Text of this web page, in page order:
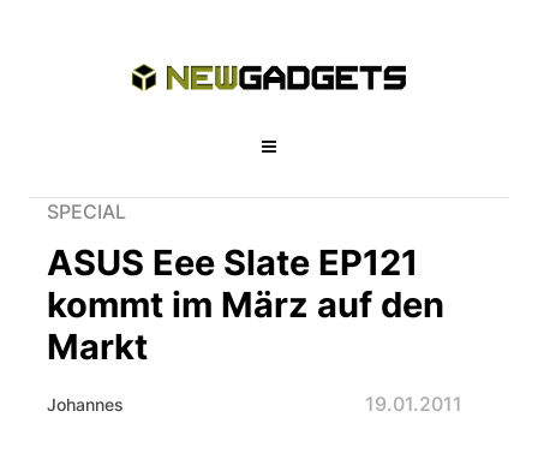
SPECIAL
ASUS Eee Slate EP121
kommt im März auf den
Markt
Johannes 19.01.2011